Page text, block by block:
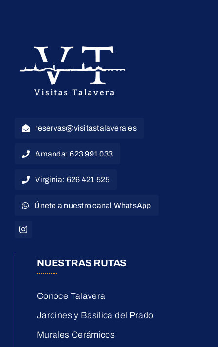
reservas@visitastalavera.es
Amanda: 623 991 033
Virginia: 626 421 525
Únete a nuestro canal WhatsApp
NUESTRAS RUTAS
Conoce Talavera
Jardines y Basílica del Prado
Murales Cerámicos